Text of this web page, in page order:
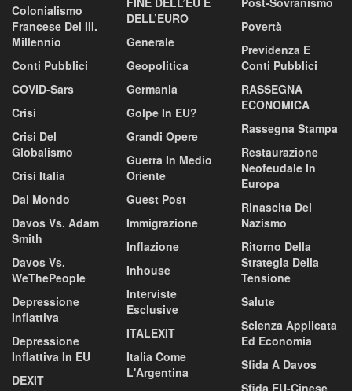
Colonialismo
Francese Del III.
Millennio
Conti Pubblici
COVID-Sars
Crisi
Crisi Del
Globalismo
Crisi Italia
Dal Mondo
Davos Vs. Adam
Smith
Davos Vs.
WeThePeople
Depressione
Inflattiva
Depressione
Inflattiva In EU
DEXIT
DELL’EURO
Generale
Geopolitica
Germania
Golpe In EU?
Grandi Opere
Guerra In Medio
Oriente
Guest Post
Immigrazione
Inflazione
Inhouse
Interviste
Esclusive
ITALEXIT
Italia Come
L'Argentina
Povertà
Previdenza E
Conti Pubblici
RASSEGNA
ECONOMICA
Rassegna Stampa
Restaurazione
Neofeudale In
Europa
Rinascita Del
Nazismo
Ritorno Della
Strategia Della
Tensione
Salute
Scienza Applicata
Ed Economia
Sfida A Davos
Sfida EU-Cinese